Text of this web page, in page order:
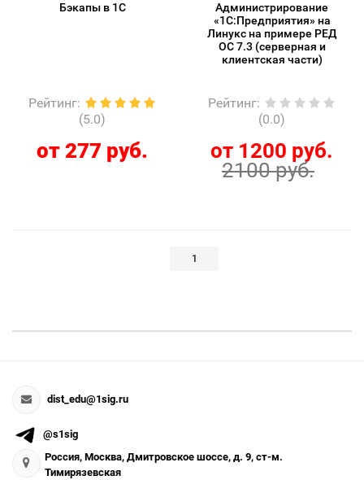
Бэкапы в 1С
Рейтинг:
(5.0)
от 277 руб.
Администрирование
«1С:Предприятия» на
Линукс на примере РЕД
ОС 7.3 (серверная и
клиентская части)
Рейтинг:
(0.0)
от 1200 руб.
2100 руб.
1
dist_edu@1sig.ru
@s1sig
Россия, Москва, Дмитровское шоссе, д. 9, ст-м.
Тимирязевская